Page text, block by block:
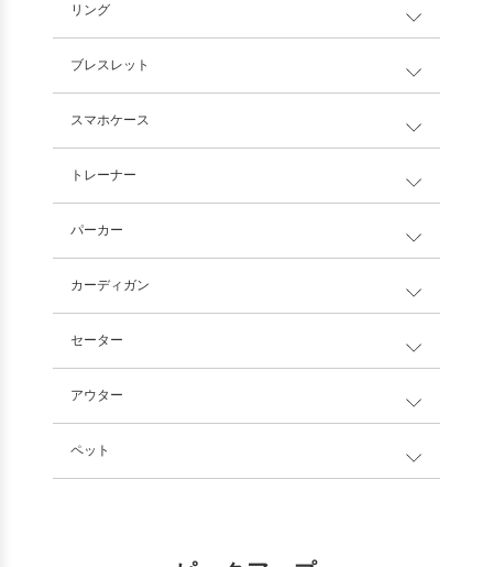
リング
ブレスレット
スマホケース
トレーナー
パーカー
カーディガン
セーター
アウター
ペット